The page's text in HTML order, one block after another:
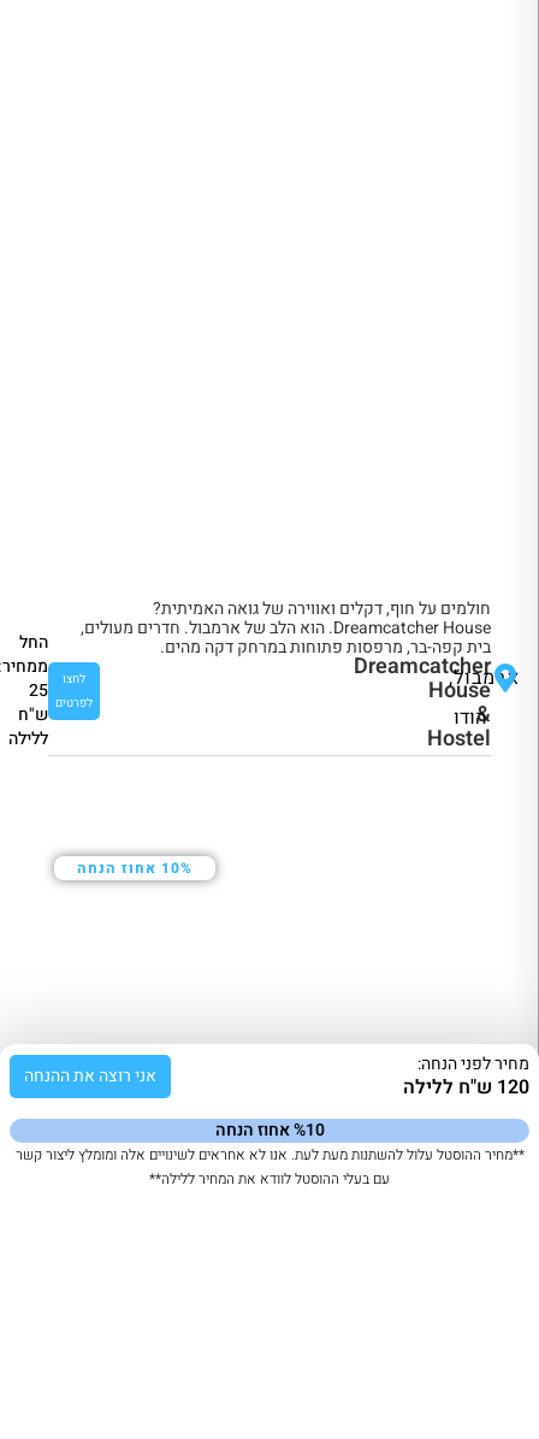
מחיר לפני הנחה:
120 ש"ח ללילה אני רוצה את ההנחה
%10 אחוז הנחה
**מחיר ההוסטל עלול להשתנות מעת לעת. אנו לא אחראים לשינויים אלה ומומלץ ליצור קשר
עם בעלי ההוסטל לוודא את המחיר ללילה**
Dreamcatcher
House
&
Hostel
ארמבול,
הודו
חולמים על חוף, דקלים ואווירה של גואה האמיתית?
Dreamcatcher House. הוא הלב של ארמבול. חדרים מעולים,
בית קפה-בר, מרפסות פתוחות במרחק דקה מהים.
החל
25
ש"ח
ללילה
לחצו
לפרטים
10% אחוז הנחה